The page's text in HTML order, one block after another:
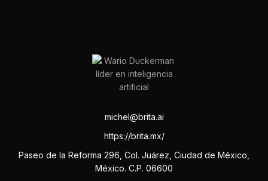
michel@brita.ai
https://brita.mx/
Paseo de la Reforma 296, Col. Juárez, Ciudad de México,
México. C.P. 06600